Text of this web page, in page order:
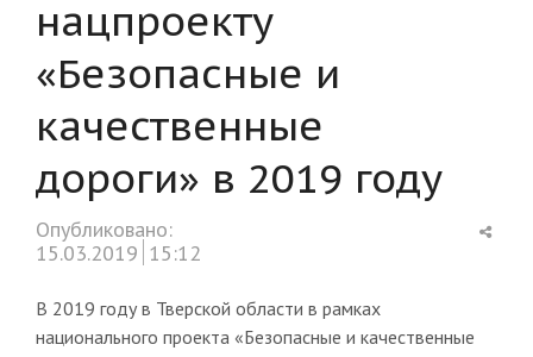
нацпроекту
«Безопасные и
качественные
дороги» в 2019 году
Опубликовано:
15.03.2019 15:12
В 2019 году в Тверской области в рамках
национального проекта «Безопасные и качественные